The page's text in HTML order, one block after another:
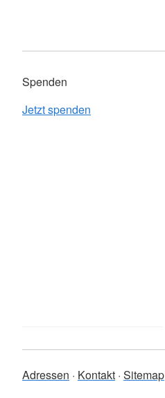
Spenden
Jetzt spenden
Adressen Kontakt Sitemap